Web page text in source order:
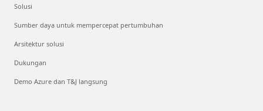
Solusi
Sumber daya untuk mempercepat pertumbuhan
Arsitektur solusi
Dukungan
Demo Azure dan T&J langsung